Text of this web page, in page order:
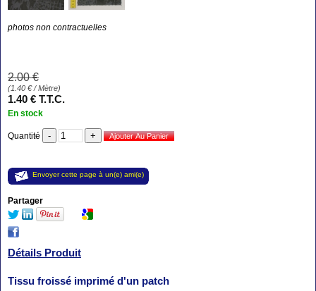
photos non contractuelles
2.00 €
(1.40 €/ Mètre)
1.40 € T.T.C.
En stock
Quantité
Envoyer cette page à un(e) ami(e)
Partager
Détails Produit
Tissu froissé imprimé d'un patch